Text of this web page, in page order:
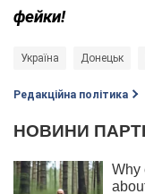
фейки!
Україна Донецьк
Редакційна політика